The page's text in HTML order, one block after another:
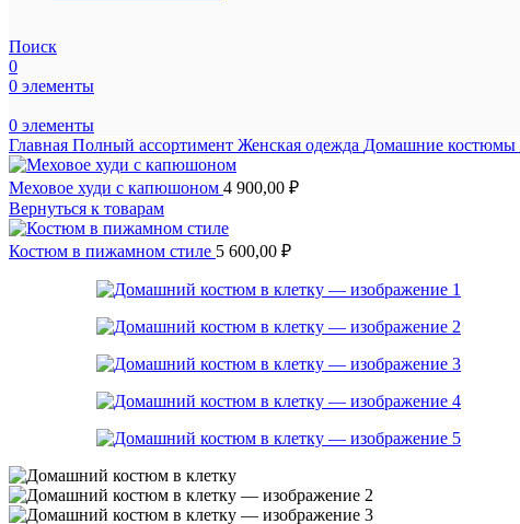
Поиск
0
0 элементы
0 элементы
Главная Полный ассортимент Женская одежда Домашние костюмы
Меховое худи с капюшоном 4 900,00 ₽
Вернуться к товарам
Костюм в пижамном стиле 5 600,00 ₽